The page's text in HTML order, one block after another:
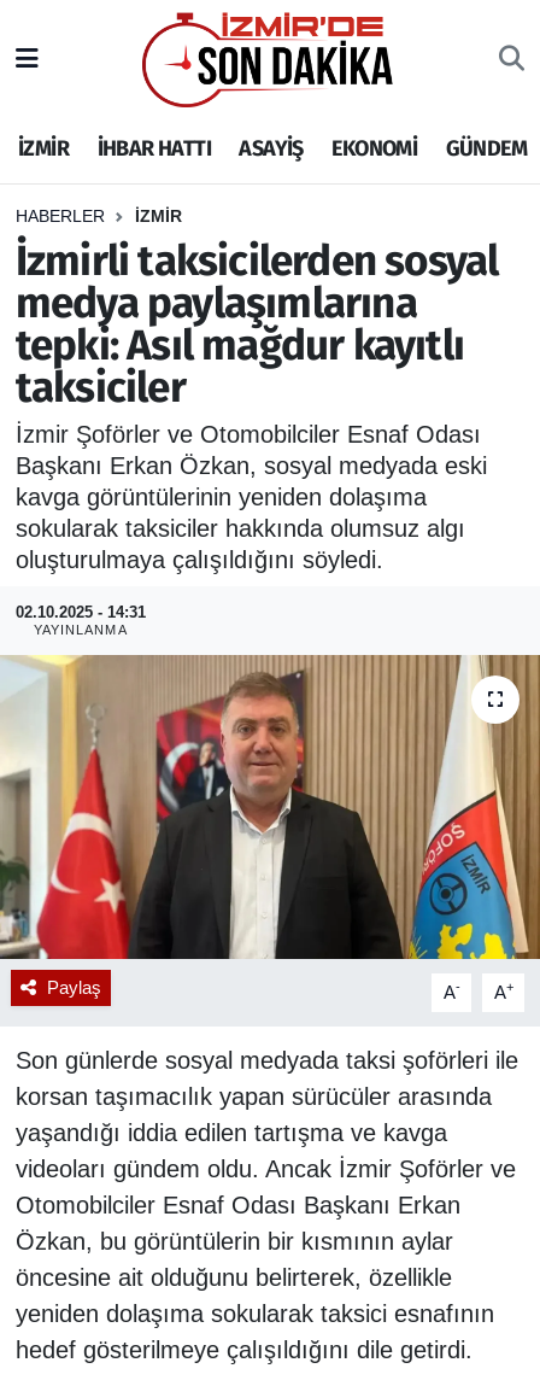
İZMİR İHBAR HATTI ASAYİŞ EKONOMİ GÜNDEM
HABERLER İZMİR
İzmirli taksicilerden sosyal
medya paylaşımlarına
tepki: Asıl mağdur kayıtlı
taksiciler
İzmir Şoförler ve Otomobilciler Esnaf Odası
Başkanı Erkan Özkan, sosyal medyada eski
kavga görüntülerinin yeniden dolaşıma
sokularak taksiciler hakkında olumsuz algı
oluşturulmaya çalışıldığını söyledi.
02.10.2025 - 14:31
YAYINLANMA
Paylaş A- A+
Son günlerde sosyal medyada taksi şoförleri ile
korsan taşımacılık yapan sürücüler arasında
yaşandığı iddia edilen tartışma ve kavga
videoları gündem oldu. Ancak İzmir Şoförler ve
Otomobilciler Esnaf Odası Başkanı Erkan
Özkan, bu görüntülerin bir kısmının aylar
öncesine ait olduğunu belirterek, özellikle
yeniden dolaşıma sokularak taksici esnafının
hedef gösterilmeye çalışıldığını dile getirdi.
İHBAR HATTI
DEPREM
GENEL
EKONOMİ
SİYASET
SPOR
ASAYİŞ
İzmir Nöbetçi Eczaneler
İzmir Hava Durumu
İzmir Namaz Vakitleri
İzmir Trafik Yoğunluk Haritası
Puan Durumu ve Fikstür
Tüm Manşetler
Son Dakika Haberleri
Haber Arşivi